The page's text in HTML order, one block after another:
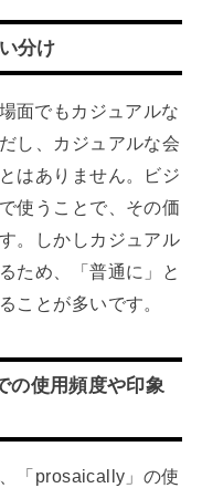
分け
面でもカジュアルな
し、カジュアルな会
はありません。ビジ
使うことで、その価
。しかしカジュアル
ため、「普通に」と
ことが多いです。
の使用頻度や印象
「prosaically」の使